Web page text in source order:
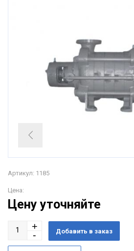
Артикул: 1185
Цена:
Цену уточняйте